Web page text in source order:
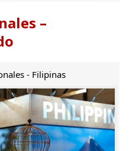
–
- Filipinas